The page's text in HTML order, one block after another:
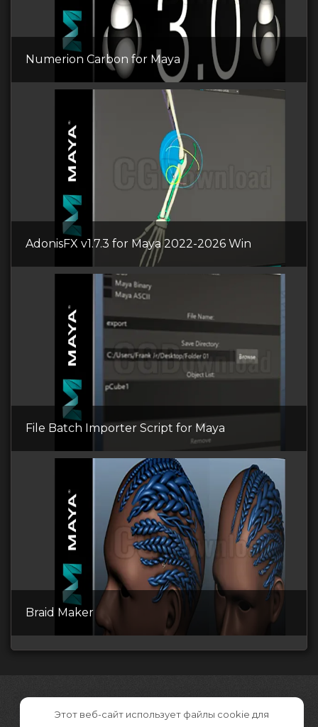
Numerion Carbon for Maya
AdonisFX v1.7.3 for Maya 2022-2026 Win
File Batch Importer Script for Maya
Braid Maker
Этот веб-сайт использует файлы cookie для